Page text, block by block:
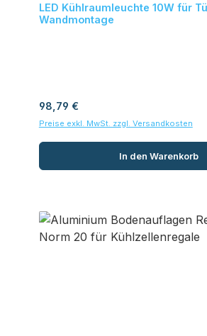
LED Kühlraumleuchte 10W für
Wandmontage
Regulärer Preis:
98,79 €
Preise exkl. MwSt. zzgl. Versandkosten
In den Warenkorb